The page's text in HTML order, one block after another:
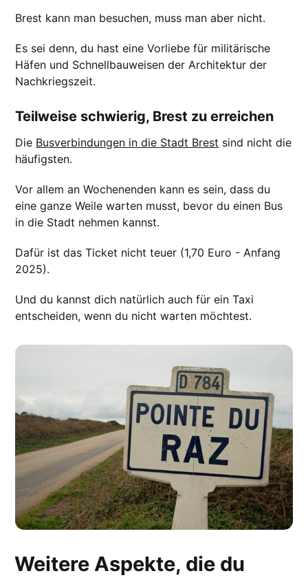
Brest kann man besuchen, muss man aber nicht.
Es sei denn, du hast eine Vorliebe für militärische
Häfen und Schnellbauweisen der Architektur der
Nachkriegszeit.
Teilweise schwierig, Brest zu erreichen
Die Busverbindungen in die Stadt Brest sind nicht die
häufigsten.
Vor allem an Wochenenden kann es sein, dass du
eine ganze Weile warten musst, bevor du einen Bus
in die Stadt nehmen kannst.
Dafür ist das Ticket nicht teuer (1,70 Euro - Anfang
2025).
Und du kannst dich natürlich auch für ein Taxi
entscheiden, wenn du nicht warten möchtest.
Weitere Aspekte, die du